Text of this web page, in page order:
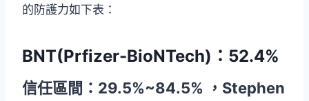
的防護力如下表：
BNT(Prfizer-BioNTech)：52.4%
信任區間：29.5%~84.5% ，Stephen